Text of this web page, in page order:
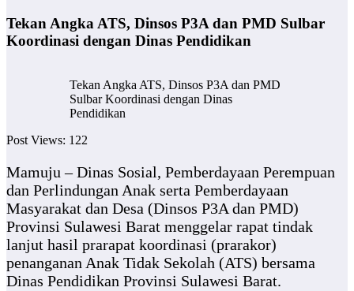
Tekan Angka ATS, Dinsos P3A dan PMD Sulbar
Koordinasi dengan Dinas Pendidikan
Tekan Angka ATS, Dinsos P3A dan PMD
Sulbar Koordinasi dengan Dinas
Pendidikan
Post Views: 122
Mamuju – Dinas Sosial, Pemberdayaan Perempuan
dan Perlindungan Anak serta Pemberdayaan
Masyarakat dan Desa (Dinsos P3A dan PMD)
Provinsi Sulawesi Barat menggelar rapat tindak
lanjut hasil prarapat koordinasi (prarakor)
penanganan Anak Tidak Sekolah (ATS) bersama
Dinas Pendidikan Provinsi Sulawesi Barat.